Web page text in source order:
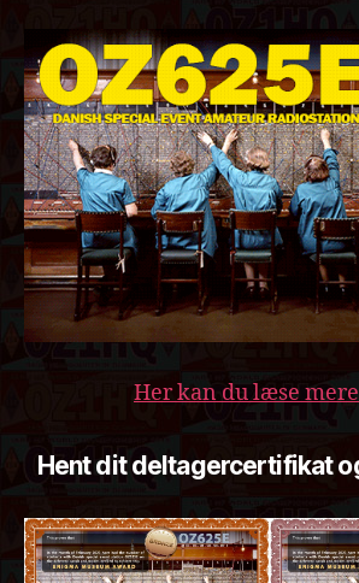
Her kan du læse
Hent dit deltagercertifikat